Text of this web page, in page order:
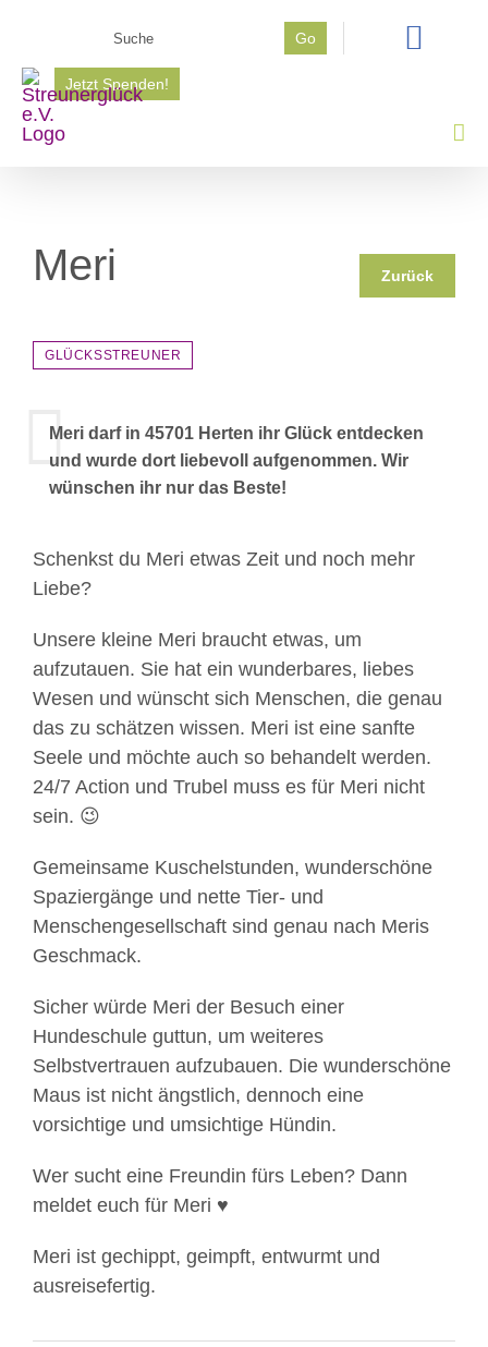
springen
Go
Jetzt Spenden!
Meri Zurück
GLÜCKSSTREUNER
Meri darf in 45701 Herten ihr Glück entdecken
und wurde dort liebevoll aufgenommen. Wir
wünschen ihr nur das Beste!
Schenkst du Meri etwas Zeit und noch mehr
Liebe?
Unsere kleine Meri braucht etwas, um
aufzutauen. Sie hat ein wunderbares, liebes
Wesen und wünscht sich Menschen, die genau
das zu schätzen wissen. Meri ist eine sanfte
Seele und möchte auch so behandelt werden.
24/7 Action und Trubel muss es für Meri nicht
sein. 😉
Gemeinsame Kuschelstunden, wunderschöne
Spaziergänge und nette Tier- und
Menschengesellschaft sind genau nach Meris
Geschmack.
Sicher würde Meri der Besuch einer
Hundeschule guttun, um weiteres
Selbstvertrauen aufzubauen. Die wunderschöne
Maus ist nicht ängstlich, dennoch eine
vorsichtige und umsichtige Hündin.
Wer sucht eine Freundin fürs Leben? Dann
meldet euch für Meri ♥️
Meri ist gechippt, geimpft, entwurmt und
ausreisefertig.